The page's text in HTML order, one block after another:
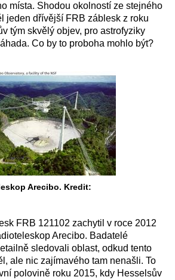
místa. Shodou okolností ze stejného
jeden dřívější FRB záblesk z roku
tým skvělý objev, pro astrofyziky
Co by to proboha mohlo být?
Arecibo. Kredit:
FRB 121102 zachytil v roce 2012
Arecibo. Badatelé
sledovali oblast, odkud tento
ale nic zajímavého tam nenašli. To
polovině roku 2015, kdy Hesselsův